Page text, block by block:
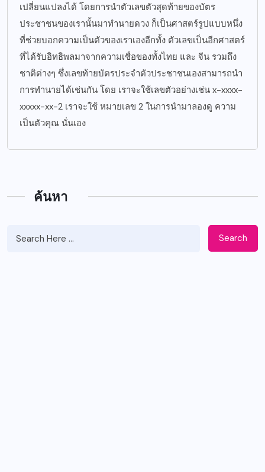
เปลี่ยนแปลงได้ โดยการนำตัวเลขตัวสุดท้ายของบัตร
ประชาชนของเรานั้นมาทำนายดวง ก็เป็นศาสตร์รูปแบบหนึ่ง
ที่ช่วยบอกความเป็นตัวของเราเองอีกทั้ง ตัวเลขเป็นอีกศาสตร์
ที่ได้รับอิทธิพลมาจากความเชื่อของทั้งไทย และ จีน รวมถึง
ชาติต่างๆ ซึ่งเลขท้ายบัตรประจำตัวประชาชนเองสามารถนำ
การทำนายได้เช่นกัน โดย เราจะใช้เลขตัวอย่างเช่น x-xxxx-
xxxxx-xx-2 เราจะใช้ หมายเลข 2 ในการนำมาลองดู ความ
เป็นตัวคุณ นั่นเอง
ค้นหา
Search